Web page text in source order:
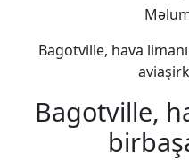
Bagotville, hava
Bagotville,